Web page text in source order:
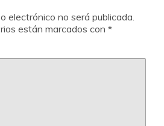
electrónico no será publicada.
están marcados con *